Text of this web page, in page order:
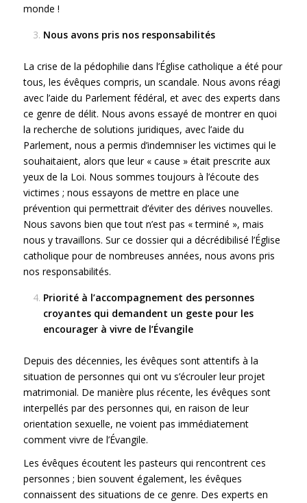
monde !
Nous avons pris nos responsabilités
La crise de la pédophilie dans l’Église catholique a été pour
tous, les évêques compris, un scandale. Nous avons réagi
avec l’aide du Parlement fédéral, et avec des experts dans
ce genre de délit. Nous avons essayé de montrer en quoi
la recherche de solutions juridiques, avec l’aide du
Parlement, nous a permis d’indemniser les victimes qui le
souhaitaient, alors que leur « cause » était prescrite aux
yeux de la Loi. Nous sommes toujours à l’écoute des
victimes ; nous essayons de mettre en place une
prévention qui permettrait d’éviter des dérives nouvelles.
Nous savons bien que tout n’est pas « terminé », mais
nous y travaillons. Sur ce dossier qui a décrédibilisé l’Église
catholique pour de nombreuses années, nous avons pris
nos responsabilités.
Priorité à l’accompagnement des personnes
croyantes qui demandent un geste pour les
encourager à vivre de l’Évangile
Depuis des décennies, les évêques sont attentifs à la
situation de personnes qui ont vu s’écrouler leur projet
matrimonial. De manière plus récente, les évêques sont
interpellés par des personnes qui, en raison de leur
orientation sexuelle, ne voient pas immédiatement
comment vivre de l’Évangile.
Les évêques écoutent les pasteurs qui rencontrent ces
personnes ; bien souvent également, les évêques
connaissent des situations de ce genre. Des experts en